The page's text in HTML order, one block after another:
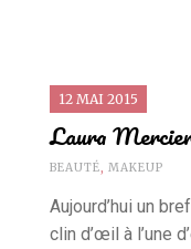
12 MAI 2015
Laura
BEAUTÉ, MAKEUP
Aujourd’hui un
clin d’œil à l’une